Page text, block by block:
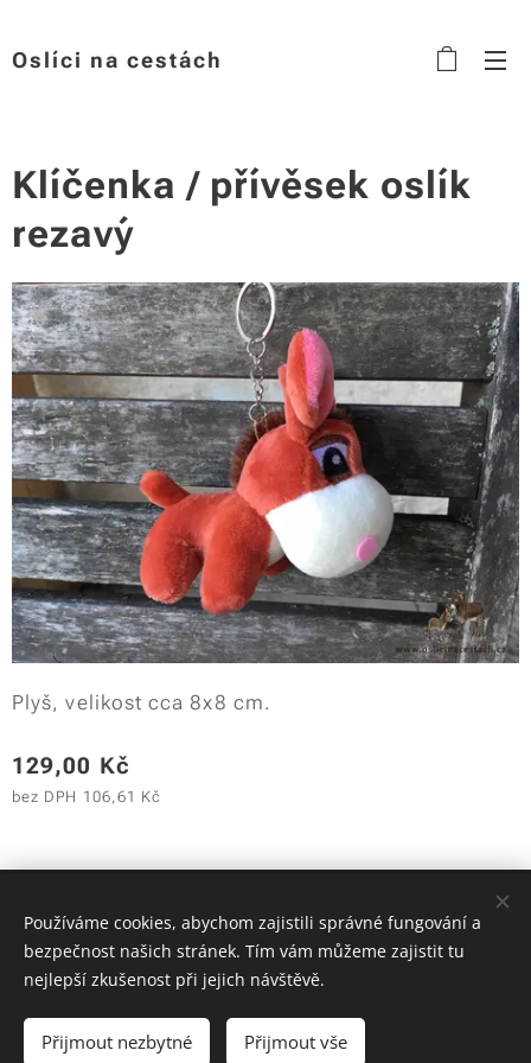
Oslíci na cestách
Klíčenka / přívěsek oslík
rezavý
Plyš, velikost cca 8x8 cm.
129,00 Kč
bez DPH 106,61 Kč
Do košíku
© 2018 - 2025 Oslíci na cestách | Všechna práva vyhrazena
*
Cookies
Používáme cookies, abychom zajistili správné fungování a
bezpečnost našich stránek. Tím vám můžeme zajistit tu
nejlepší zkušenost při jejich návštěvě.
Přijmout nezbytné Přijmout vše